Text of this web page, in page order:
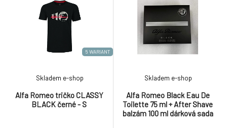
5 WARIANT
Alfa Romeo tričko CLASSY
BLACK černé - S
Skladem e-shop
Alfa Romeo Black Eau De
Toilette 75 ml + After Shave
balzám 100 ml dárková sada
Skladem e-shop